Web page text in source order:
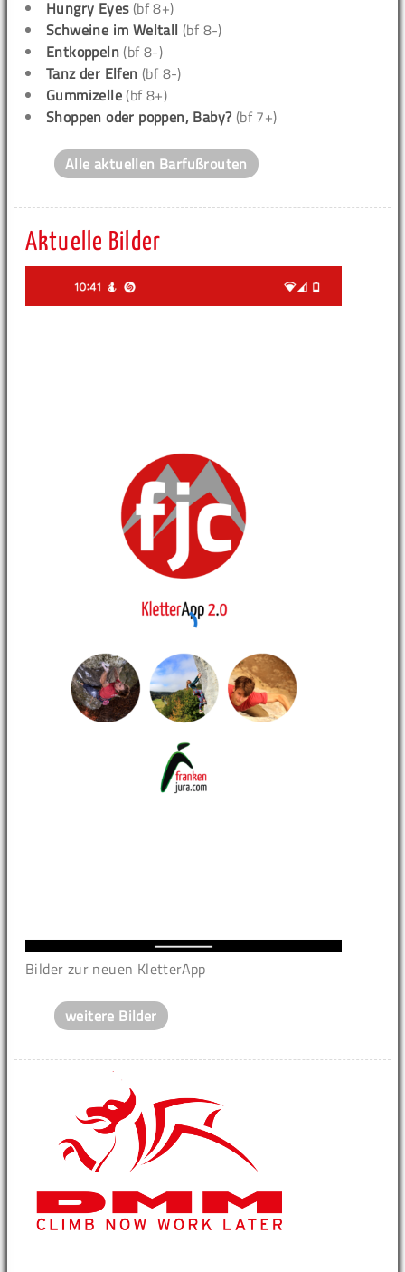
Hungry Eyes(bf 8+)
Schweine im Weltall (bf 8-)
Entkoppeln (bf 8-)
Tanz der Elfen (bf 8-)
Gummizelle (bf 8+)
Shoppen oder poppen, Baby? (bf 7+)
Alle aktuellen Barfußrouten
Aktuelle Bilder
Bilder zur neuen KletterApp
weitere Bilder